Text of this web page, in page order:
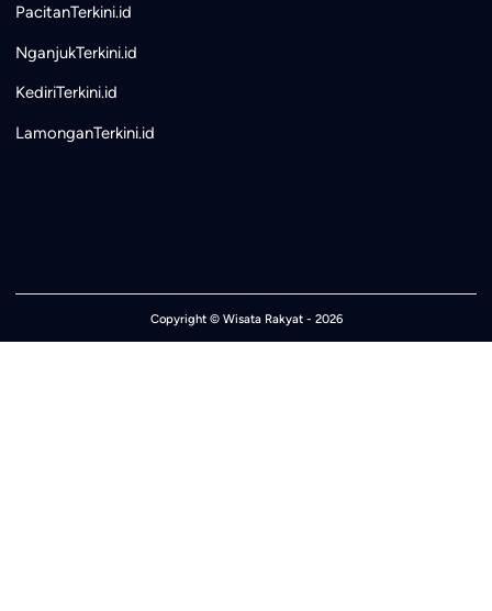
PacitanTerkini.id
NganjukTerkini.id
KediriTerkini.id
LamonganTerkini.id
Copyright © Wisata Rakyat- 2026